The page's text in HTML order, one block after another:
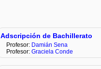
Adscripción de Bachillerato
Profesor: Damián Sena
Profesor: Graciela Conde